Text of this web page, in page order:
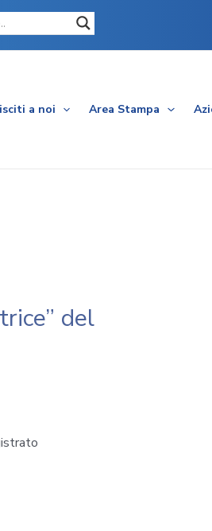
a noi Area Stampa
del